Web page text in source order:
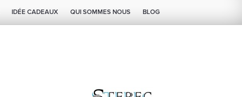
IDÉE CADEAUX QUI SOMMES NOUS BLOG